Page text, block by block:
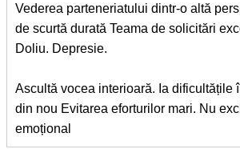
Vederea parteneriatului dintr-o altă
de scurtă durată Teama de solicitări
Doliu. Depresie.
Ascultă vocea interioară. Ia dificultățile
din nou Evitarea eforturilor mari. Nu
emoțional